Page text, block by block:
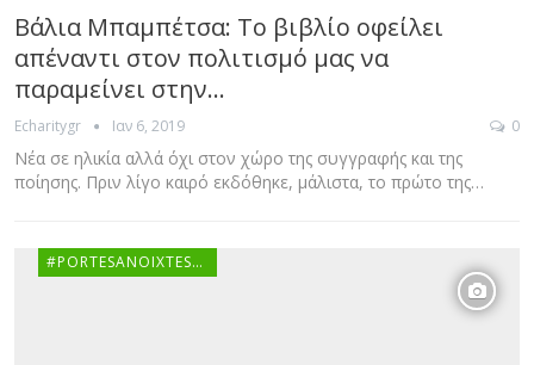
Βάλια Μπαμπέτσα: Το βιβλίο οφείλει
απέναντι στον πολιτισμό μας να
παραμείνει στην…
Echaritygr Ιαν 6, 2019 0
Νέα σε ηλικία αλλά όχι στον χώρο της συγγραφής και της
ποίησης. Πριν λίγο καιρό εκδόθηκε, μάλιστα, το πρώτο της…
#PORTESANOIXTESGR